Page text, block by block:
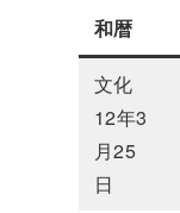
和暦
文化
12年3
月25
日